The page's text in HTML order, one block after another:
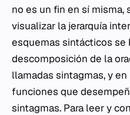
no es un fin en sí misma,
visualizar la jerarquía
esquemas sintácticos se
descomposición de la
llamadas sintagmas, y
funciones que
sintagmas. Para leer y